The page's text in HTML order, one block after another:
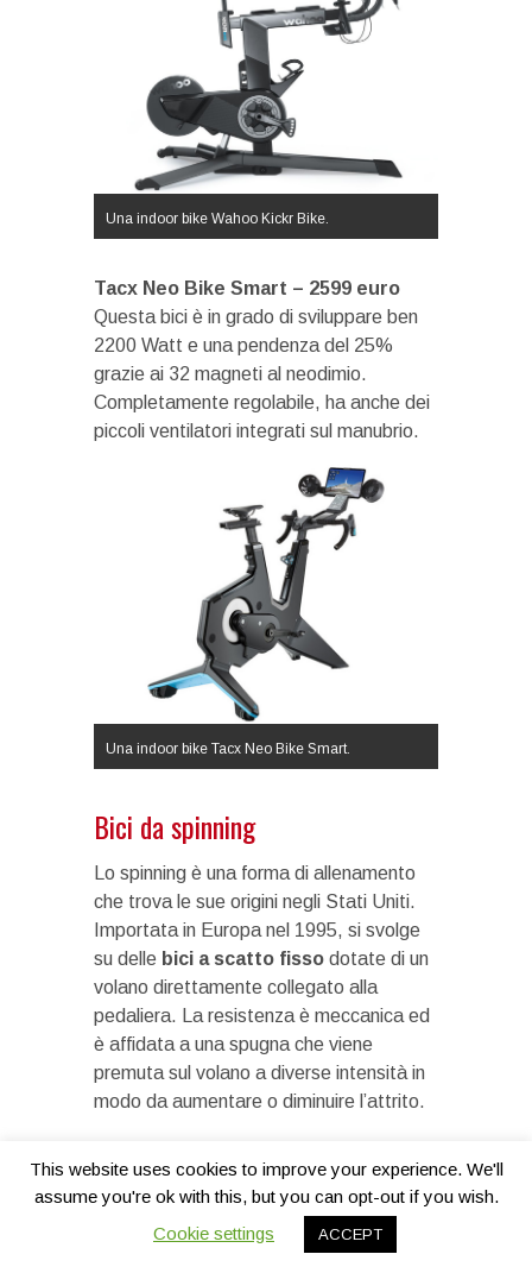
Una indoor bike Wahoo Kickr Bike.
Tacx Neo Bike Smart – 2599 euro
Questa bici è in grado di sviluppare ben
2200 Watt e una pendenza del 25%
grazie ai 32 magneti al neodimio.
Completamente regolabile, ha anche dei
piccoli ventilatori integrati sul manubrio.
Una indoor bike Tacx Neo Bike Smart.
Bici da spinning
Lo spinning è una forma di allenamento
che trova le sue origini negli Stati Uniti.
Importata in Europa nel 1995, si svolge
su delle bici a scatto fisso dotate di un
volano direttamente collegato alla
pedaliera. La resistenza è meccanica ed
è affidata a una spugna che viene
premuta sul volano a diverse intensità in
modo da aumentare o diminuire l’attrito.
essere molti divertenti oltre che utilissime
per allenarsi. Ve ne presentiamo una
prodotta da un brand molto noto:
This website uses cookies to improve your experience. We'll
assume you're ok with this, but you can opt-out if you wish.
Cookie settings
ACCEPT